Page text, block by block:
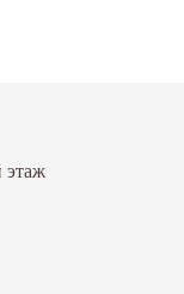
этаж